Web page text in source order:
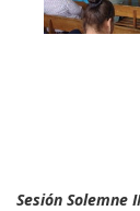
Sesión Solemne